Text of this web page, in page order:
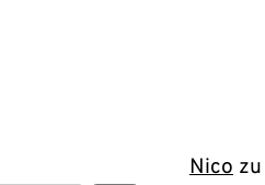
Nico zu